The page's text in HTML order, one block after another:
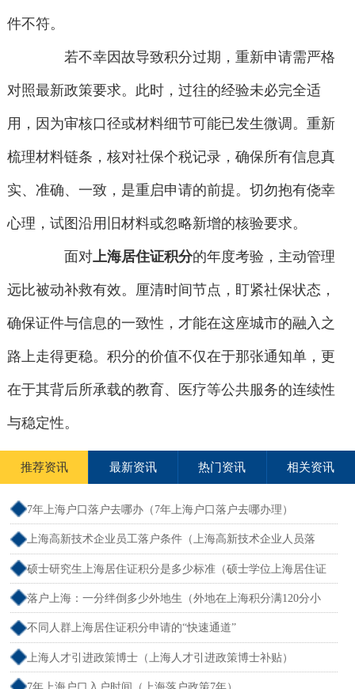
件不符。
若不幸因故导致积分过期，重新申请需严格
对照最新政策要求。此时，过往的经验未必完全适
用，因为审核口径或材料细节可能已发生微调。重新
梳理材料链条，核对社保个税记录，确保所有信息真
实、准确、一致，是重启申请的前提。切勿抱有侥幸
心理，试图沿用旧材料或忽略新增的核验要求。
面对上海居住证积分的年度考验，主动管理
远比被动补救有效。厘清时间节点，盯紧社保状态，
确保证件与信息的一致性，才能在这座城市的融入之
路上走得更稳。积分的价值不仅在于那张通知单，更
在于其背后所承载的教育、医疗等公共服务的连续性
与稳定性。
推荐资讯 最新资讯 热门资讯 相关资讯
7年上海户口落户去哪办（7年上海户口落户去哪办理）
上海高新技术企业员工落户条件（上海高新技术企业人员落
户）
硕士研究生上海居住证积分是多少标准（硕士学位上海居住证
积分）
落户上海：一分绊倒多少外地生（外地在上海积分满120分小
孩可以考上海大学吗）
不同人群上海居住证积分申请的“快速通道”
上海人才引进政策博士（上海人才引进政策博士补贴）